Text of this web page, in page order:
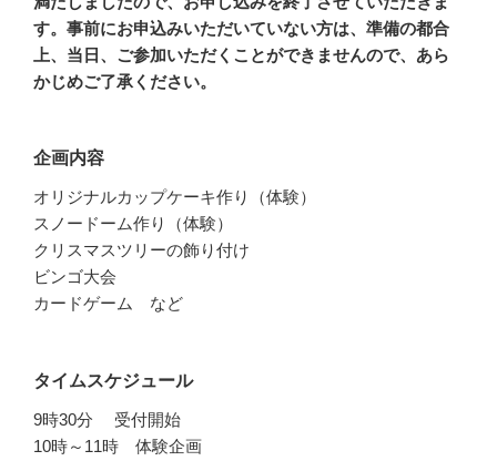
す。事前にお申込みいただいていない方は、準備の都合
上、当日、ご参加いただくことができませんので、あら
かじめご了承ください。
企画内容
オリジナルカップケーキ作り（体験）
スノードーム作り（体験）
クリスマスツリーの飾り付け
ビンゴ大会
カードゲーム など
タイムスケジュール
9時30分 受付開始
10時～11時 体験企画